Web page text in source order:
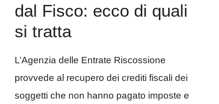
dal Fisco: ecco di quali
si tratta
L’Agenzia delle Entrate Riscossione
provvede al recupero dei crediti fiscali dei
soggetti che non hanno pagato imposte e